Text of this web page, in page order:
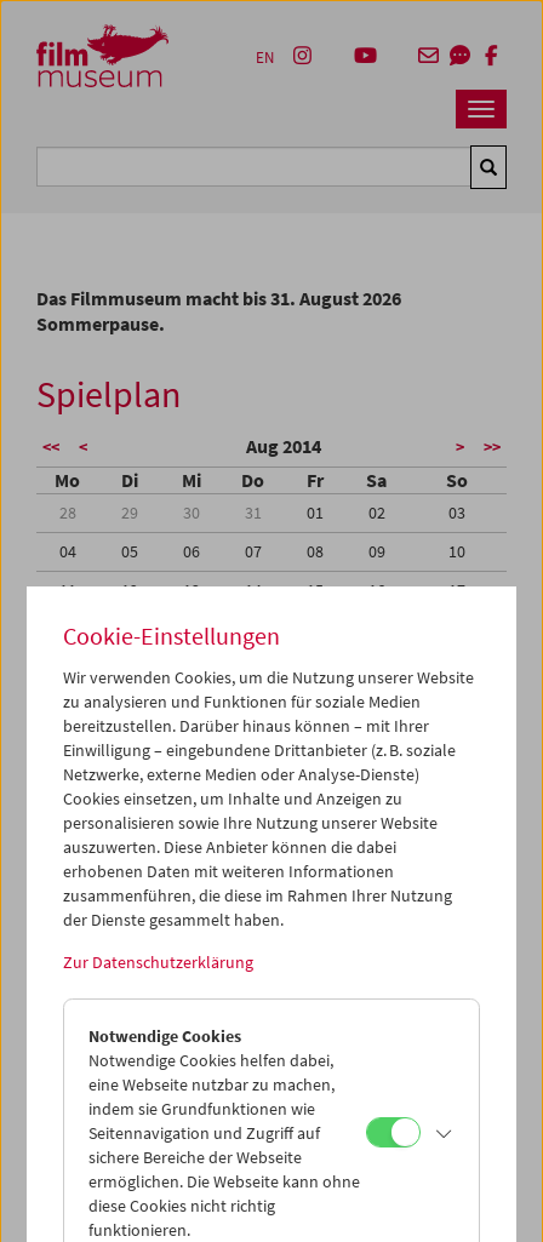
Zum Inhalt
Zum Hauptmenü
Zur Servicenavigation
Zum Suche
Navbar
EN
Das Filmmuseum macht bis 31. August 2026
Sommerpause.
Spielplan
<< < Aug 2014 > >>
Mo Di Mi Do Fr Sa So
28 29 30 31 01 02
03
04
05 06 07 08 09
10
11
12 13 14 15 16
17
18
19 20 21
25
27 29
31
01
02 03 04 05 06
iCalender
Programmheft-PDF
English language or subtitles
< Vorherige Woche
Mo 18.8.
Di 19.8.
Mi 20.8.
Do 21.8.
Cookie-Einstellungen
Wir verwenden Cookies, um die Nutzung unserer Website
zu analysieren und Funktionen für soziale Medien
bereitzustellen. Darüber hinaus können – mit Ihrer
Einwilligung – eingebundene Drittanbieter (z. B. soziale
Netzwerke, externe Medien oder Analyse-Dienste)
Cookies einsetzen, um Inhalte und Anzeigen zu
personalisieren sowie Ihre Nutzung unserer Website
auszuwerten. Diese Anbieter können die dabei
erhobenen Daten mit weiteren Informationen
zusammenführen, die diese im Rahmen Ihrer Nutzung
der Dienste gesammelt haben.
Zur Datenschutzerklärung
Notwendige Cookies
Notwendige Cookies helfen dabei,
eine Webseite nutzbar zu machen,
indem sie Grundfunktionen wie
Seitennavigation und Zugriff auf
sichere Bereiche der Webseite
ermöglichen. Die Webseite kann ohne
diese Cookies nicht richtig
funktionieren.